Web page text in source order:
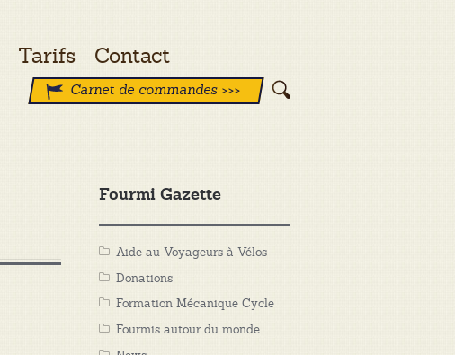
Tarifs Contact
Carnet de commandes >>>
Fourmi Gazette
Aide au Voyageurs à Vélos
Donations
Formation Mécanique Cycle
Fourmis autour du monde